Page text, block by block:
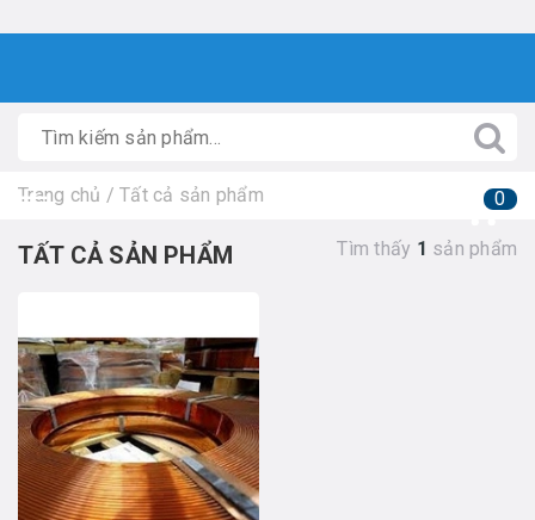
0
Trang chủ / Tất cả sản phẩm
TẤT CẢ SẢN PHẨM Tìm thấy 1 sản phẩm